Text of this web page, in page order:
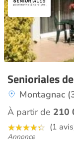
Senioriales
Montagnac
À partir de 210
(1
Annonce